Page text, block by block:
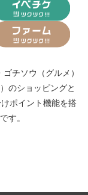
ゴチソウ（グルメ）
のショッピングと
ポイント機能を搭
す。